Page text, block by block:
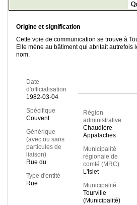
Origine et signification
Cette voie de communication se trouve à
Elle mène au bâtiment qui abritait autrefois
nom.
Date
d'officialisation
1982-03-04
Spécifique
Couvent
Générique
(avec ou sans
particules de
liaison)
Rue du
Type d'entité
Rue
Région
administrative
Chaudière-
Appalaches
Municipalité
régionale de
comté (MRC)
L'Islet
Municipalité
Tourville
(Municipalité)